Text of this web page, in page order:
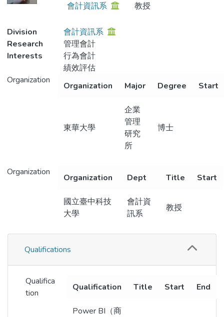
會計資訊系 教授
Division
會計資訊系
Research
Interests
管理會計
行為會計
績效評估
Organization
Organization Major Degree Start
東華大學
企業
管理
研究
所
博士
Organization
Organization Dept Title Start
國立臺中科技
大學
會計資
訊系
教授
Qualifications
Qualifica
tion
Qualification Title Start End
Power BI（商